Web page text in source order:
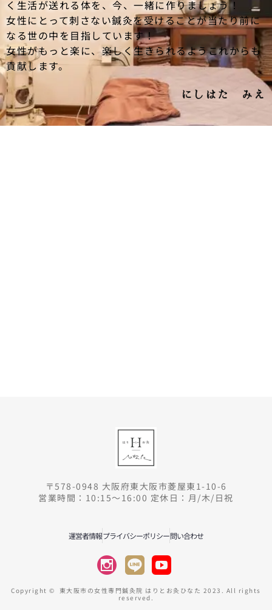
く生活が送れる体を、今、一緒に作りましょう！
女性にとって刺さない鍼灸を受けることが当たり前に
なる世の中を目指しています！
女性がもっと楽に、楽しく生きられるようこれからも
貢献します。
にしはた みえ
〒578-0948 大阪府東大阪市菱屋東1-10-6
営業時間：10:15～16:00 定休日：月/木/日祝
運営者情報プライバシーポリシー問い合わせ
Copyright © 東大阪市の女性専門鍼灸院 はりとお灸ひなた 2023. All rights
reserved.